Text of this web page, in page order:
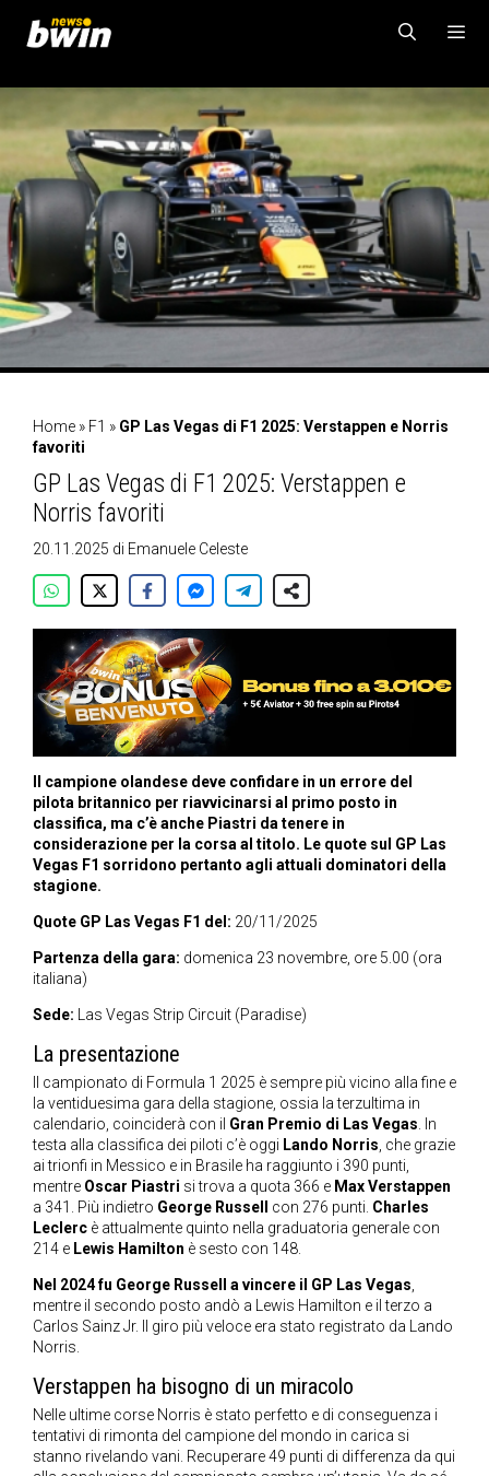
contenuto
Home » F1 » GP Las Vegas di F1 2025: Verstappen e Norris
favoriti
GP Las Vegas di F1 2025: Verstappen e
Norris favoriti
20.11.2025 di Emanuele Celeste
Il campione olandese deve confidare in un errore del
pilota britannico per riavvicinarsi al primo posto in
classifica, ma c’è anche Piastri da tenere in
considerazione per la corsa al titolo. Le quote sul GP Las
Vegas F1 sorridono pertanto agli attuali dominatori della
stagione.
Quote GP Las Vegas F1 del: 20/11/2025
Partenza della gara: domenica 23 novembre, ore 5.00 (ora
italiana)
Sede: Las Vegas Strip Circuit (Paradise)
La presentazione
Il campionato di Formula 1 2025 è sempre più vicino alla fine e
la ventiduesima gara della stagione, ossia la terzultima in
calendario, coinciderà con il Gran Premio di Las Vegas. In
testa alla classifica dei piloti c’è oggi Lando Norris, che grazie
ai trionfi in Messico e in Brasile ha raggiunto i 390 punti,
mentre Oscar Piastri si trova a quota 366 e Max Verstappen
a 341. Più indietro George Russell con 276 punti. Charles
Leclerc è attualmente quinto nella graduatoria generale con
214 e Lewis Hamilton è sesto con 148.
Nel 2024 fu George Russell a vincere il GP Las Vegas,
mentre il secondo posto andò a Lewis Hamilton e il terzo a
Carlos Sainz Jr. Il giro più veloce era stato registrato da Lando
Norris.
Verstappen ha bisogno di un miracolo
Nelle ultime corse Norris è stato perfetto e di conseguenza i
tentativi di rimonta del campione del mondo in carica si
stanno rivelando vani. Recuperare 49 punti di differenza da qui